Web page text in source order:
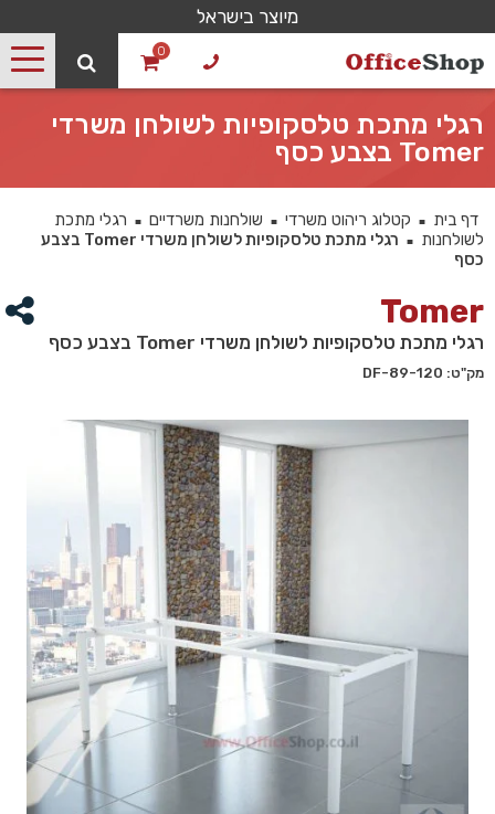
מיוצר בישראל
0
רגלי מתכת טלסקופיות לשולחן משרדי
Tomer בצבע כסף
דף בית ■ קטלוג ריהוט משרדי ■ שולחנות משרדיים ■
רגלי מתכת
לשולחנות
■
רגלי מתכת טלסקופיות לשולחן משרדי Tomer בצבע
כסף
Tomer
רגלי מתכת טלסקופיות לשולחן משרדי Tomer בצבע כסף
מק"ט: DF-89-120